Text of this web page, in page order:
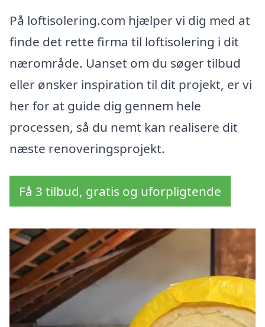
På loftisolering.com hjælper vi dig med at
finde det rette firma til loftisolering i dit
nærområde. Uanset om du søger tilbud
eller ønsker inspiration til dit projekt, er vi
her for at guide dig gennem hele
processen, så du nemt kan realisere dit
næste renoveringsprojekt.
Få 3 tilbud, gratis og uforpligtende